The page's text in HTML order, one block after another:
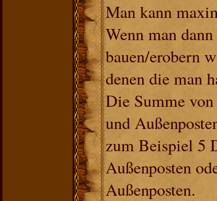
Man kann
Wenn man
bauen/erobern
denen die man
Die Summe
und
zum Beispiel 5
Außenposten
Außenposten.